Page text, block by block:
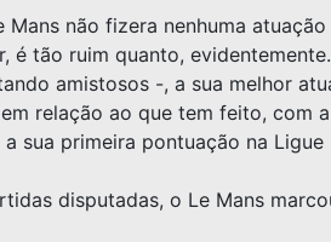
Mans não fizera nenhuma
é tão ruim quanto,
amistosos -, a sua melhor
relação ao que tem feito, com
sua primeira pontuação na Ligue
disputadas, o Le Mans